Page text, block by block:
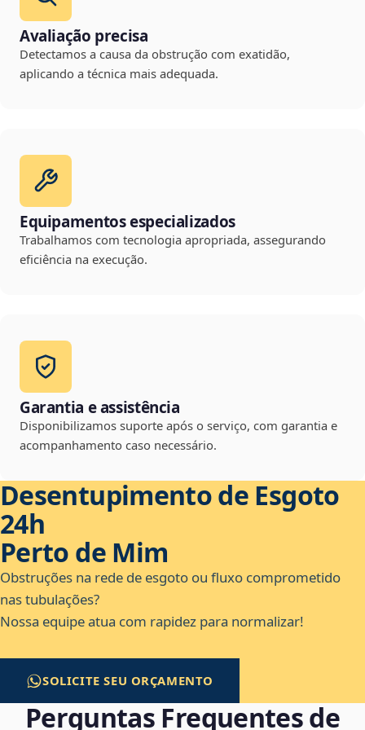
Avaliação precisa
Detectamos a causa da obstrução com exatidão,
aplicando a técnica mais adequada.
Equipamentos especializados
Trabalhamos com tecnologia apropriada, assegurando
eficiência na execução.
Garantia e assistência
Disponibilizamos suporte após o serviço, com garantia e
acompanhamento caso necessário.
Desentupimento de Esgoto
24h
Perto de Mim
Obstruções na rede de esgoto ou fluxo comprometido
nas tubulações?
Nossa equipe atua com rapidez para normalizar!
SOLICITE SEU ORÇAMENTO
Perguntas Frequentes de